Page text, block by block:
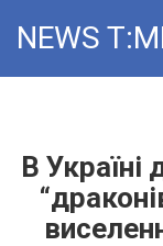
NEWS
В